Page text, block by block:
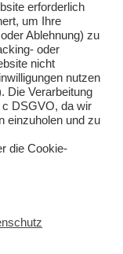
6 Nr.4 StBerG
erforderlich
um Ihre
Ablehnung) zu
oder
nicht
nutzen
Die Verarbeitung
c DSGVO, da wir
einzuholen und zu
die Cookie-